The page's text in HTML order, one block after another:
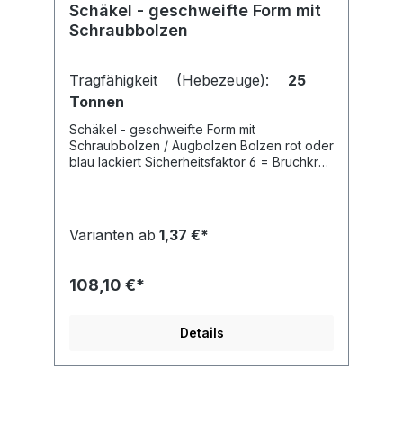
Schäkel - geschweifte Form mit
Schraubbolzen
Tragfähigkeit (Hebezeuge): 25
Tonnen
Schäkel - geschweifte Form mit
Schraubbolzen / Augbolzen Bolzen rot oder
blau lackiert Sicherheitsfaktor 6 = Bruchkraft
Varianten ab 1,37 €*
108,10 €*
Details